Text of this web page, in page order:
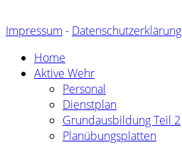
Impressum - Datenschutzerklärung
Home
Aktive Wehr
Personal
Dienstplan
Grundausbildung Teil 2
Planübungsplatten